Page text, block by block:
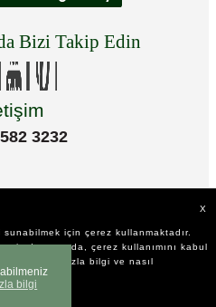
bilgi
Bizi Takip Edin
3232
Saklıdır.
X
için çerez kullanmaktadır.
durumunda, çerez kullanımını kabul
daha fazla bilgi ve nasıl